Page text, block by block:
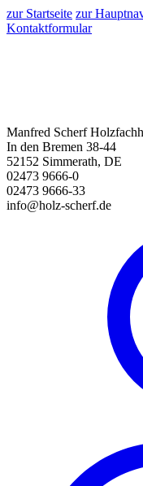
zur Startseite zur
Kontaktformular
Manfred Scherf
In den Bremen 38-44
52152 Simmerath, DE
02473 9666-0
02473 9666-33
info@holz-scherf.de